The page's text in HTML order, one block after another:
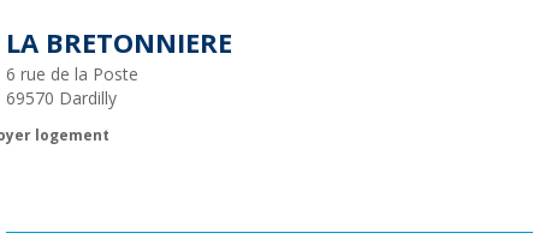
LA BRETONNIERE
6 rue de la Poste
69570 Dardilly
logement